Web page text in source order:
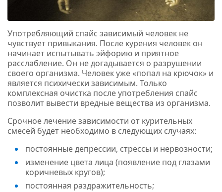
Употребляющий спайс зависимый человек не
чувствует привыкания. После курения человек он
начинает испытывать эйфорию и приятное
расслабление. Он не догадывается о разрушении
своего организма. Человек уже «попал на крючок» и
является психически зависимым. Только
комплексная очистка после употребления спайс
позволит вывести вредные вещества из организма.
Срочное лечение зависимости от курительных
смесей будет необходимо в следующих случаях:
постоянные депрессии, стрессы и нервозности;
изменение цвета лица (появление под глазами
коричневых кругов);
постоянная раздражительность;